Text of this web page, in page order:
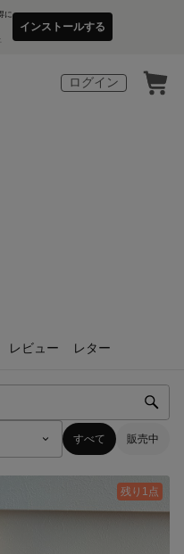
に
インストールする
ログイン
レビュー レター
すべて 販売中
残り1点